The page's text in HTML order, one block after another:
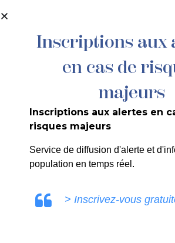
principal
060/2024 : ROUX TP –
Adrechs – Réseau EP et
ULE0V
Inscriptions aux
en cas de
majeurs
Inscriptions aux alertes en
risques majeurs
Service de diffusion d'alerte et
population en temps réel.
> Inscrivez-vous